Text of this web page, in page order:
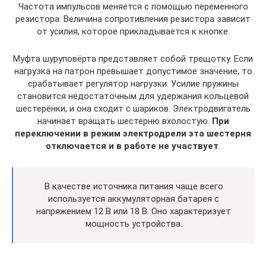
Частота импульсов меняется с помощью переменного
резистора. Величина сопротивления резистора зависит
от усилия, которое прикладывается к кнопке.
Муфта шуруповёрта представляет собой трещотку. Если
нагрузка на патрон превышает допустимое значение, то
срабатывает регулятор нагрузки. Усилие пружины
становится недостаточным для удержания кольцевой
шестерёнки, и она сходит с шариков. Электродвигатель
начинает вращать шестерню вхолостую. При
переключении в режим электродрели эта шестерня
отключается и в работе не участвует.
В качестве источника питания чаще всего
используется аккумуляторная батарея с
напряжением 12 В или 18 В. Оно характеризует
мощность устройства.